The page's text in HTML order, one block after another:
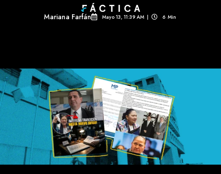
Mariana Farfán Mayo 13, 11:39 AM | 6 Min